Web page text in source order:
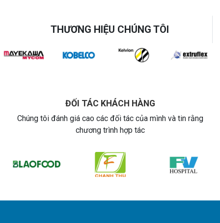
THƯƠNG HIỆU CHÚNG TÔI
ĐỐI TÁC KHÁCH HÀNG
Chúng tôi đánh giá cao các đối tác của mình và tin rằng
chương trình hợp tác